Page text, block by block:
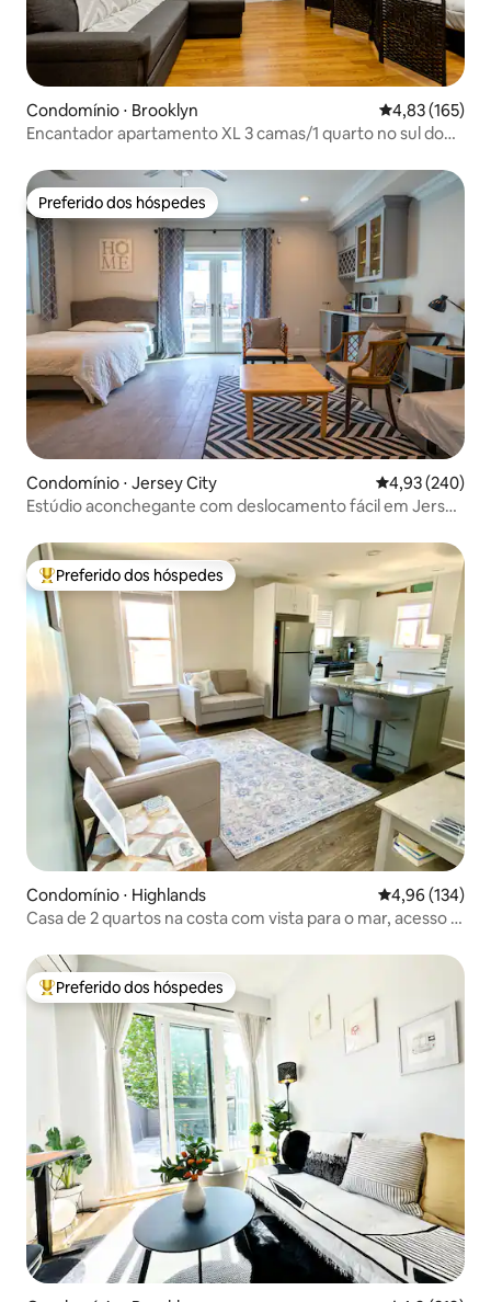
Condomínio ⋅ Brooklyn 4,83 de uma
4,83 (165)
Encantador apartamento XL 3 camas/1 quarto no sul do
Preferido dos hóspedes
Preferido dos hóspedes
Condomínio ⋅ Jersey City 4,93 de uma
4,93 (240)
Estúdio aconchegante com deslocamento fácil em Jersey
Entre os melhores preferidos dos hóspedes
Preferido dos hóspedes
Condomínio ⋅ Highlands 4,96 de uma
4,96 (134)
Casa de 2 quartos na costa com vista para o mar, acesso a
Entre os melhores preferidos dos hóspedes
Preferido dos hóspedes